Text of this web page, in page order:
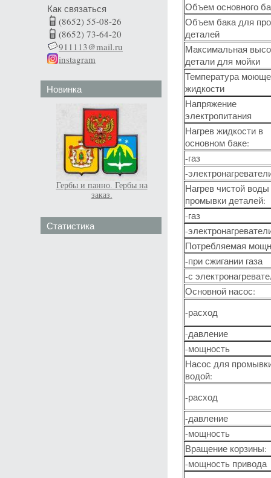
Как связаться
(8652) 55-08-26
(8652) 73-64-20
911113@mail.ru
instagram
Новинка
Гербы и панно. Гербы на
заказ.
Статистика
Объем основного
Объем бака для
деталей
Максимальная
детали для мойки
Температура
жидкости
Напряжение
электропитания
Нагрев жидкости в
основном баке:
-газ
-
Нагрев чистой
промывки деталей:
-газ
-
Потребляемая
-при сжигании газа
-с
Основной насос:
-расход
-давление
-мощность
Насос для
водой:
-расход
-давление
-мощность
Вращение корзины:
-мощность привода